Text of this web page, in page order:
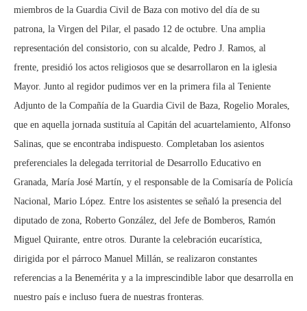
miembros de la Guardia Civil de Baza con motivo del día de su
patrona, la Virgen del Pilar, el pasado 12 de octubre. Una amplia
representación del consistorio, con su alcalde, Pedro J. Ramos, al
frente, presidió los actos religiosos que se desarrollaron en la iglesia
Mayor. Junto al regidor pudimos ver en la primera fila al Teniente
Adjunto de la Compañía de la Guardia Civil de Baza, Rogelio Morales,
que en aquella jornada sustituía al Capitán del acuartelamiento, Alfonso
Salinas, que se encontraba indispuesto. Completaban los asientos
preferenciales la delegada territorial de Desarrollo Educativo en
Granada, María José Martín, y el responsable de la Comisaría de Policía
Nacional, Mario López. Entre los asistentes se señaló la presencia del
diputado de zona, Roberto González, del Jefe de Bomberos, Ramón
Miguel Quirante, entre otros. Durante la celebración eucarística,
dirigida por el párroco Manuel Millán, se realizaron constantes
referencias a la Benemérita y a la imprescindible labor que desarrolla en
nuestro país e incluso fuera de nuestras fronteras.